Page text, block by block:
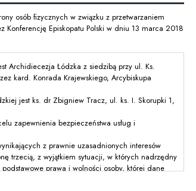
osób fizycznych w związku z przetwarzaniem
Episkopatu Polski w dniu 13 marca 2018
Archidiecezja Łódzka z siedzibą przy ul. Ks.
kard. Konrada Krajewskiego, Arcybiskupa
jest ks. dr Zbigniew Tracz, ul. ks. I. Skorupki 1,
zapewnienia bezpieczeństwa usług i
z prawnie uzasadnionych interesów
trzecią, z wyjątkiem sytuacji, w których nadrzędny
prawa i wolności osoby, której dane